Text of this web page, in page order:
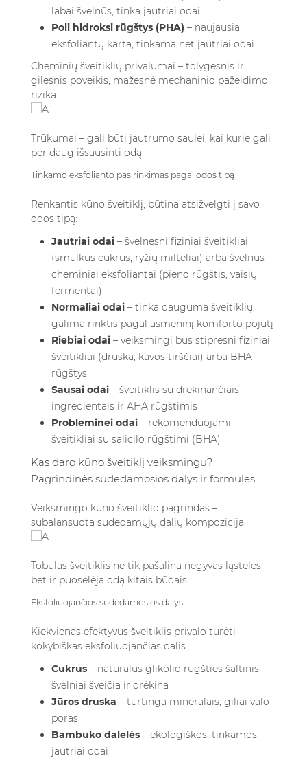
labai švelnūs, tinka jautriai odai
Poli hidroksi rūgštys (PHA) – naujausia
eksfoliantų karta, tinkama net jautriai odai
Cheminių šveitiklių privalumai – tolygesnis ir
gilesnis poveikis, mažesnė mechaninio pažeidimo
rizika.
Trūkumai – gali būti jautrumo saulei, kai kurie gali
per daug išsausinti odą.
Tinkamo eksfolianto pasirinkimas pagal odos tipą
Renkantis kūno šveitiklį, būtina atsižvelgti į savo
odos tipą:
Jautriai odai – švelnesni fiziniai šveitikliai
(smulkus cukrus, ryžių milteliai) arba švelnūs
cheminiai eksfoliantai (pieno rūgštis, vaisių
fermentai)
Normaliai odai – tinka dauguma šveitiklių,
galima rinktis pagal asmeninį komforto pojūtį
Riebiai odai – veiksmingi bus stipresni fiziniai
šveitikliai (druska, kavos tirščiai) arba BHA
rūgštys
Sausai odai – šveitiklis su drėkinančiais
ingredientais ir AHA rūgštimis
Probleminei odai – rekomenduojami
šveitikliai su salicilo rūgštimi (BHA)
Kas daro kūno šveitiklį veiksmingu?
Pagrindinės sudedamosios dalys ir formulės
Veiksmingo kūno šveitiklio pagrindas –
subalansuota sudedamųjų dalių kompozicija.
Tobulas šveitiklis ne tik pašalina negyvas ląsteles,
bet ir puoselėja odą kitais būdais.
Eksfoliuojančios sudedamosios dalys
Kiekvienas efektyvus šveitiklis privalo turėti
kokybiškas eksfoliuojančias dalis:
Cukrus – natūralus glikolio rūgšties šaltinis,
švelniai šveičia ir drėkina
Jūros druska – turtinga mineralais, giliai valo
poras
Bambuko dalelės – ekologiškos, tinkamos
jautriai odai